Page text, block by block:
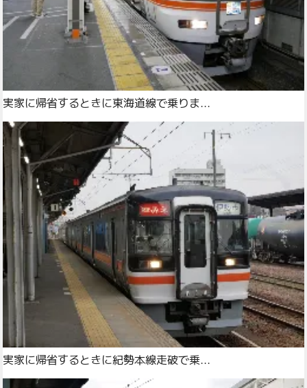
実家に帰省するときに東海道線で乗りま...
実家に帰省するときに紀勢本線走破で乗...